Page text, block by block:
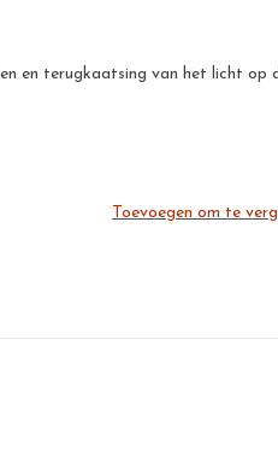
en terugkaatsing van het licht op
Toevoegen om te